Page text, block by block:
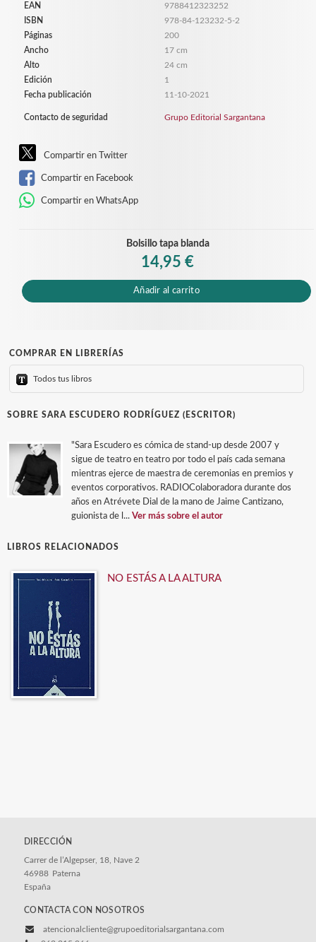
EAN
9788412323252
ISBN
978-84-123232-5-2
Páginas
200
Ancho
17 cm
Alto
24 cm
Edición
1
Fecha publicación
11-10-2021
Contacto de seguridad Grupo Editorial Sargantana
Compartir en Twitter
Compartir en Facebook
Compartir en WhatsApp
Bolsillo tapa blanda
14,95 €
Añadir al carrito
COMPRAR EN LIBRERÍAS
Todos tus libros
SOBRE SARA ESCUDERO RODRÍGUEZ (ESCRITOR)
"Sara Escudero es cómica de stand-up desde 2007 y
sigue de teatro en teatro por todo el país cada semana
mientras ejerce de maestra de ceremonias en premios y
eventos corporativos. RADIOColaboradora durante dos
años en Atrévete Dial de la mano de Jaime Cantizano,
guionista de l... Ver más sobre el autor
LIBROS RELACIONADOS
NO ESTÁS A LA ALTURA
DIRECCIÓN
Carrer de l’Algepser, 18, Nave 2
46988 Paterna
España
CONTACTA CON NOSOTROS
atencionalcliente@grupoeditorialsargantana.com